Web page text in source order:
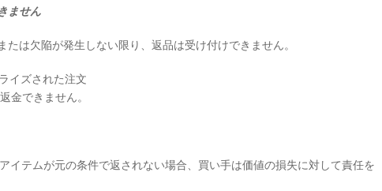
ません
たは欠陥が発生しない限り、返品は受け付けできません。
イズされた注文
金できません。
イテムが元の条件で返されない場合、買い手は価値の損失に対して責任を